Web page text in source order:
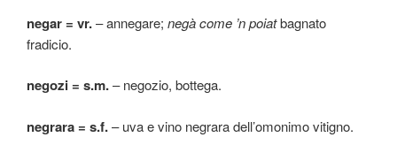
negar = vr.– annegare; negà come ’n poiatbagnato
fradicio.
negozi = s.m.– negozio, bottega.
negrara = s.f.– uva e vino negrara dell’omonimo vitigno.